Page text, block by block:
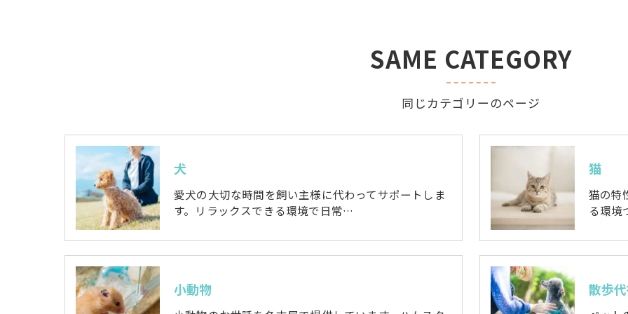
同じカテゴリーのページ
SAME CATEGORY
犬
愛犬の大切な時間を飼い主様に代わってサポートしま
す。リラックスできる環境で日常…
猫
猫の特
る環境
小動物 散歩